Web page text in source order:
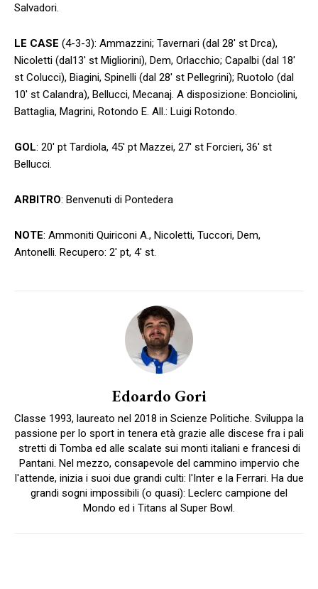
Salvadori.
LE CASE (4-3-3): Ammazzini; Tavernari (dal 28′ st Drca),
Nicoletti (dal13′ st Migliorini), Dem, Orlacchio; Capalbi (dal 18′
st Colucci), Biagini, Spinelli (dal 28′ st Pellegrini); Ruotolo (dal
10′ st Calandra), Bellucci, Mecanaj. A disposizione: Bonciolini,
Battaglia, Magrini, Rotondo E. All.: Luigi Rotondo.
GOL: 20′ pt Tardiola, 45′ pt Mazzei, 27′ st Forcieri, 36′ st
Bellucci.
ARBITRO: Benvenuti di Pontedera
NOTE: Ammoniti Quiriconi A., Nicoletti, Tuccori, Dem,
Antonelli. Recupero: 2′ pt, 4′ st.
Edoardo Gori
Classe 1993, laureato nel 2018 in Scienze Politiche. Sviluppa la
passione per lo sport in tenera età grazie alle discese fra i pali
stretti di Tomba ed alle scalate sui monti italiani e francesi di
Pantani. Nel mezzo, consapevole del cammino impervio che
l'attende, inizia i suoi due grandi culti: l'Inter e la Ferrari. Ha due
grandi sogni impossibili (o quasi): Leclerc campione del
Mondo ed i Titans al Super Bowl.